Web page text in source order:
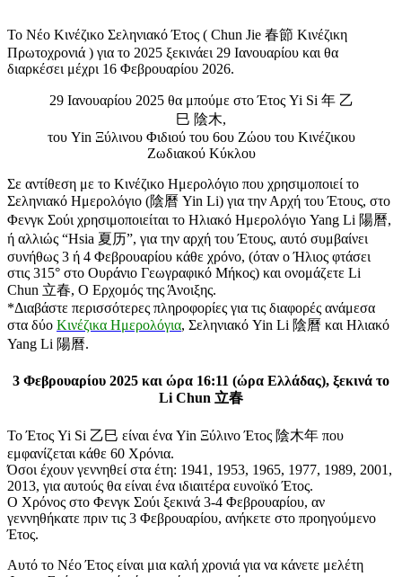
Το Νέο Κινέζικο Σεληνιακό Έτος ( Chun Jie 春節 Κινέζικη
Πρωτοχρονιά ) για το 2025 ξεκινάει 29 Ιανουαρίου και θα
διαρκέσει μέχρι 16 Φεβρουαρίου 2026.
29 Ιανουαρίου 2025 θα μπούμε στο Έτος Yi Si 年 乙
巳 陰木,
του Yin Ξύλινου Φιδιού του 6ου Ζώου του Κινέζικου
Ζωδιακού Κύκλου
Σε αντίθεση με το Κινέζικο Ημερολόγιο που χρησιμοποιεί το
Σεληνιακό Ημερολόγιο (陰曆 Yin Li) για την Αρχή του Έτους, στο
Φενγκ Σούι χρησιμοποιείται το Ηλιακό Ημερολόγιο Yang Li 陽曆,
ή αλλιώς “Hsia 夏历”, για την αρχή του Έτους, αυτό συμβαίνει
συνήθως 3 ή 4 Φεβρουαρίου κάθε χρόνο, (όταν ο Ήλιος φτάσει
στις 315° στο Ουράνιο Γεωγραφικό Μήκος) και ονομάζετε Li
Chun 立春, Ο Ερχομός της Άνοιξης.
*Διαβάστε περισσότερες πληροφορίες για τις διαφορές ανάμεσα
στα δύο Κινέζικα Ημερολόγια, Σεληνιακό Yin Li 陰曆 και Ηλιακό
Yang Li 陽曆.
3 Φεβρουαρίου 2025 και ώρα 16:11 (ώρα Ελλάδας), ξεκινά το
Li Chun 立春
Το Έτος Yi Si 乙巳 είναι ένα Yin Ξύλινο Έτος 陰木年 που
εμφανίζεται κάθε 60 Χρόνια.
Όσοι έχουν γεννηθεί στα έτη: 1941, 1953, 1965, 1977, 1989, 2001,
2013, για αυτούς θα είναι ένα ιδιαιτέρα ευνοϊκό Έτος.
Ο Χρόνος στο Φενγκ Σούι ξεκινά 3-4 Φεβρουαρίου, αν
γεννηθήκατε πριν τις 3 Φεβρουαρίου, ανήκετε στο προηγούμενο
Έτος.
Αυτό το Νέο Έτος είναι μια καλή χρονιά για να κάνετε μελέτη